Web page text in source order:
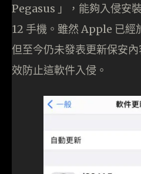
Pegasus 」，能夠入侵安
12 手機。雖然 Apple 已經
但至今仍未發表更新保安
效防止這軟件入侵。